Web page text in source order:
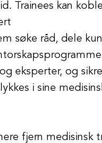
Trainees kan
søke råd, dele
eksperter, og
i sine
fjern medisinsk